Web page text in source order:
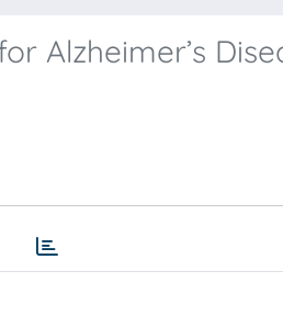
Alzheimer’s